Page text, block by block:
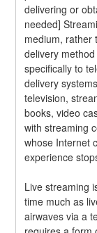
delivering or
needed]
medium, rather
delivery
specifically to
delivery
television,
books, video
with streaming
whose Internet
experience
Live streaming
time much as
airwaves via a